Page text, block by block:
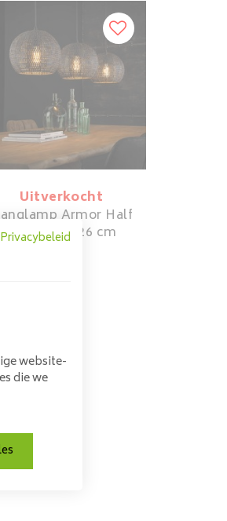
Uitverkocht
Armor Half
Rond | 3x ø26 cm
Privacybeleid
website-
die we